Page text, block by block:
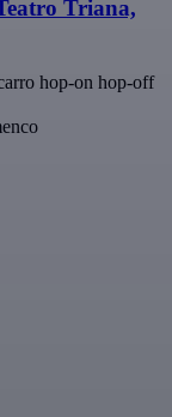
Triana,
hop-on hop-off